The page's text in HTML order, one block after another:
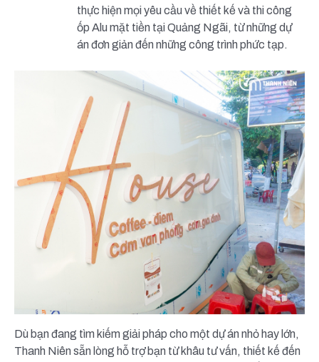
thực hiện mọi yêu cầu về thiết kế và thi công
ốp Alu mặt tiền tại Quảng Ngãi, từ những dự
án đơn giản đến những công trình phức tạp.
Dù bạn đang tìm kiếm giải pháp cho một dự án nhỏ hay lớn,
Thanh Niên sẵn lòng hỗ trợ bạn từ khâu tư vấn, thiết kế đến